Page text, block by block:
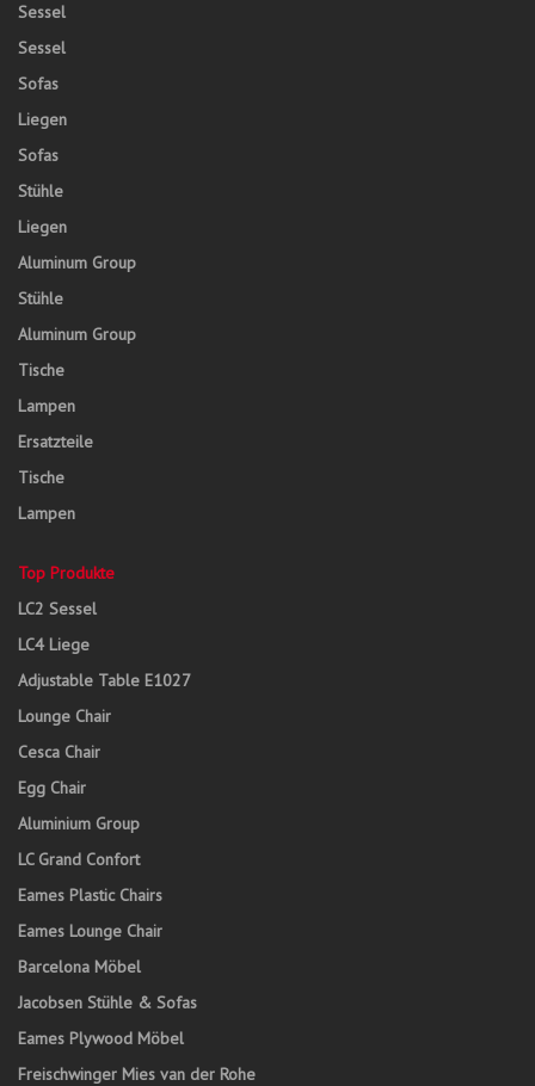
Sessel
Sessel
Sofas
Liegen
Sofas
Stühle
Liegen
Aluminum Group
Stühle
Aluminum Group
Tische
Lampen
Ersatzteile
Tische
Lampen
Top Produkte
LC2 Sessel
LC4 Liege
Adjustable Table E1027
Lounge Chair
Cesca Chair
Egg Chair
Aluminium Group
LC Grand Confort
Eames Plastic Chairs
Eames Lounge Chair
Barcelona Möbel
Jacobsen Stühle & Sofas
Eames Plywood Möbel
Freischwinger Mies van der Rohe